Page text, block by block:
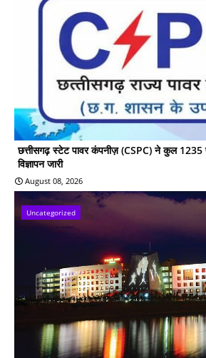
छत्तीसगढ़ स्टेट पावर कंपनीज़ (CSPC) ने कुल 1235
विज्ञापन जारी
August 08, 2026
Uncategorized